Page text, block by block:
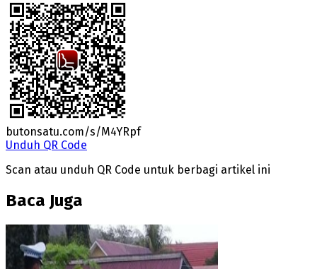
butonsatu.com/s/M4YRpf
Unduh QR Code
Scan atau unduh QR Code untuk berbagi artikel ini
Baca Juga